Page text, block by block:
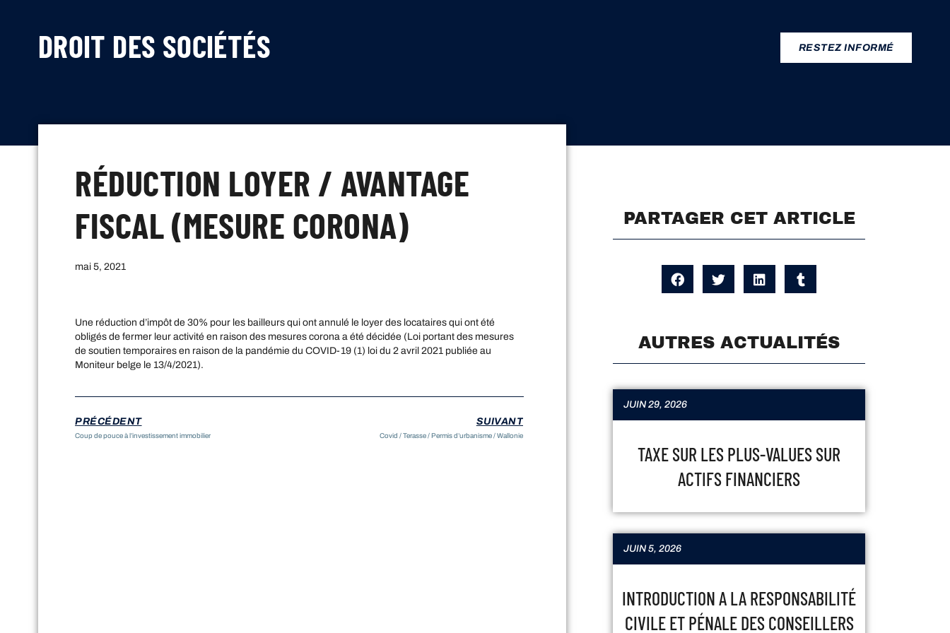
DROIT DES SOCIÉTÉS RESTEZ INFORMÉ
RÉDUCTION LOYER / AVANTAGE
FISCAL (MESURE CORONA)
mai 5, 2021
Une réduction d’impôt de 30% pour les bailleurs qui ont annulé le loyer des locataires qui ont été
obligés de fermer leur activité en raison des mesures corona a été décidée (Loi portant des mesures
de soutien temporaires en raison de la pandémie du COVID-19 (1) loi du 2 avril 2021 publiée au
Moniteur belge le 13/4/2021).
PRÉCÉDENT
Coup de pouce à l’investissement immobilier
SUIVANT
Covid / Terasse / Permis d’urbanisme / Wallonie
PARTAGER CET ARTICLE
AUTRES ACTUALITÉS
JUIN 29, 2026
TAXE SUR LES PLUS-VALUES SUR
ACTIFS FINANCIERS
JUIN 5, 2026
INTRODUCTION A LA RESPONSABILITÉ
CIVILE ET PÉNALE DES CONSEILLERS